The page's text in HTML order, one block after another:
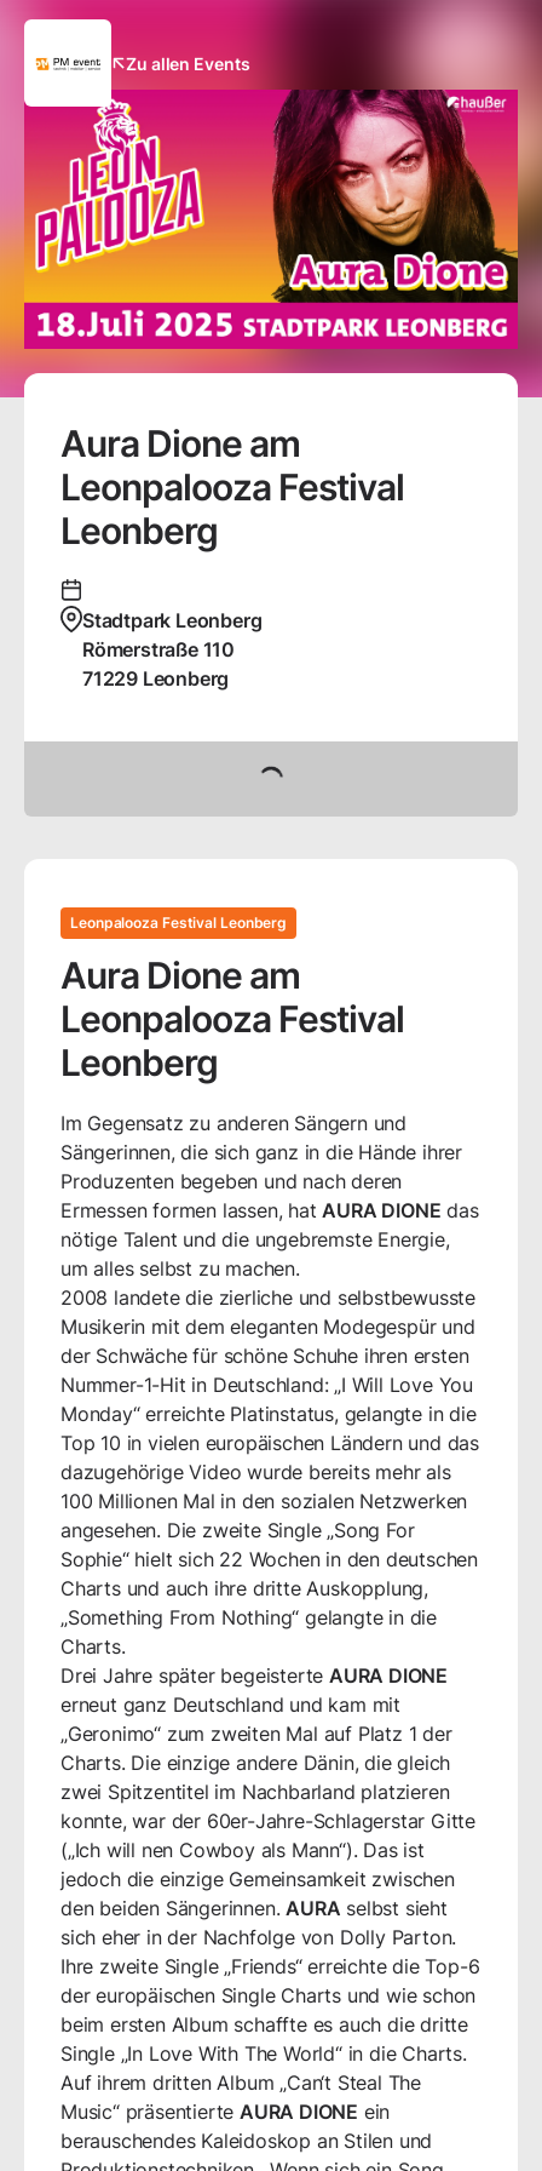
Zu allen Events
Leonpalooza Festival Leonberg
Aura Dione am
Leonpalooza Festival
Leonberg
Im Gegensatz zu anderen Sängern und
Sängerinnen, die sich ganz in die Hände ihrer
Produzenten begeben und nach deren
Ermessen formen lassen, hat AURA DIONE das
nötige Talent und die ungebremste Energie,
um alles selbst zu machen.
2008 landete die zierliche und selbstbewusste
Musikerin mit dem eleganten Modegespür und
der Schwäche für schöne Schuhe ihren ersten
Nummer-1-Hit in Deutschland: „I Will Love You
Monday“ erreichte Platinstatus, gelangte in die
Top 10 in vielen europäischen Ländern und das
dazugehörige Video wurde bereits mehr als
100 Millionen Mal in den sozialen Netzwerken
angesehen. Die zweite Single „Song For
Sophie“ hielt sich 22 Wochen in den deutschen
Charts und auch ihre dritte Auskopplung,
„Something From Nothing“ gelangte in die
Charts.
Drei Jahre später begeisterte AURA DIONE
erneut ganz Deutschland und kam mit
„Geronimo“ zum zweiten Mal auf Platz 1 der
Charts. Die einzige andere Dänin, die gleich
zwei Spitzentitel im Nachbarland platzieren
konnte, war der 60er-Jahre-Schlagerstar Gitte
(„Ich will nen Cowboy als Mann“). Das ist
jedoch die einzige Gemeinsamkeit zwischen
den beiden Sängerinnen. AURA selbst sieht
sich eher in der Nachfolge von Dolly Parton.
Ihre zweite Single „Friends“ erreichte die Top-6
der europäischen Single Charts und wie schon
beim ersten Album schaffte es auch die dritte
Single „In Love With The World“ in die Charts.
Auf ihrem dritten Album „Can‘t Steal The
Music“ präsentierte AURA DIONE ein
berauschendes Kaleidoskop an Stilen und
Aura Dione am
Leonpalooza Festival
Leonberg
Stadtpark Leonberg
Römerstraße 110
71229 Leonberg
Tickets buchen